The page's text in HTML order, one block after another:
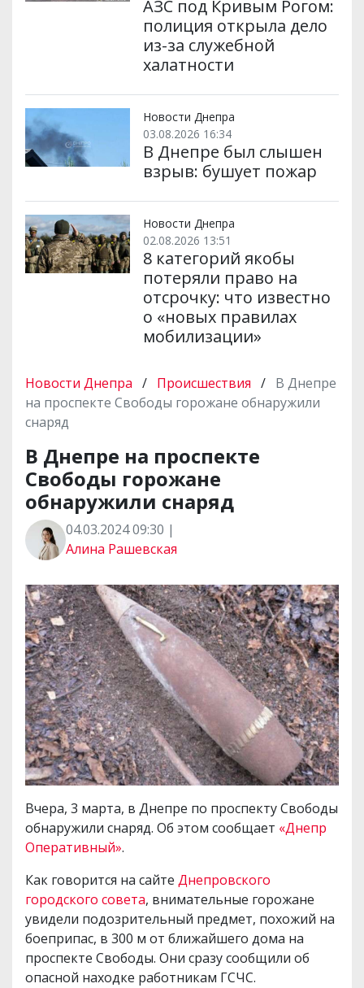
АЗС под Кривым Рогом:
полиция открыла дело
из-за служебной
халатности
Новости Днепра
03.08.2026 16:34
В Днепре был слышен
взрыв: бушует пожар
Новости Днепра
02.08.2026 13:51
8 категорий якобы
потеряли право на
отсрочку: что известно
о «новых правилах
мобилизации»
Новости Днепра / Происшествия / В Днепре
на проспекте Свободы горожане обнаружили
снаряд
В Днепре на проспекте
Свободы горожане
обнаружили снаряд
04.03.2024 09:30 |
Алина Рашевская
Вчера, 3 марта, в Днепре по проспекту Свободы
обнаружили снаряд. Об этом сообщает «Днепр
Оперативный».
Как говорится на сайте Днепровского
городского совета, внимательные горожане
увидели подозрительный предмет, похожий на
боеприпас, в 300 м от ближайшего дома на
проспекте Свободы. Они сразу сообщили об
опасной находке работникам ГСЧС.